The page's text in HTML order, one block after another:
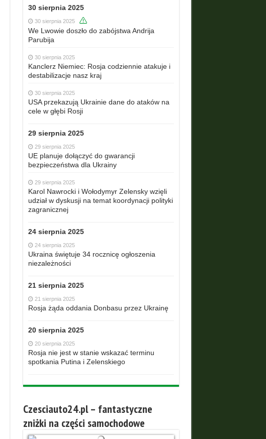
30 sierpnia 2025
30 sierpnia 2025
We Lwowie doszło do zabójstwa Andrija
Parubija
30 sierpnia 2025
Kanclerz Niemiec: Rosja codziennie atakuje i
destabilizacje nasz kraj
30 sierpnia 2025
USA przekazują Ukrainie dane do ataków na
cele w głębi Rosji
29 sierpnia 2025
29 sierpnia 2025
UE planuje dołączyć do gwarancji
bezpieczeństwa dla Ukrainy
29 sierpnia 2025
Karol Nawrocki i Wołodymyr Zelensky wzięli
udział w dyskusji na temat koordynacji polityki
zagranicznej
24 sierpnia 2025
24 sierpnia 2025
Ukraina świętuje 34 rocznicę ogłoszenia
niezależności
21 sierpnia 2025
21 sierpnia 2025
Rosja żąda oddania Donbasu przez Ukrainę
20 sierpnia 2025
20 sierpnia 2025
Rosja nie jest w stanie wskazać terminu
spotkania Putina i Zelenskiego
Czesciauto24.pl – fantastyczne
zniżki na części samochodowe